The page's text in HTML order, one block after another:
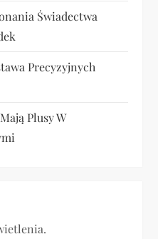
Świadectwa
Precyzyjnych
Plusy W